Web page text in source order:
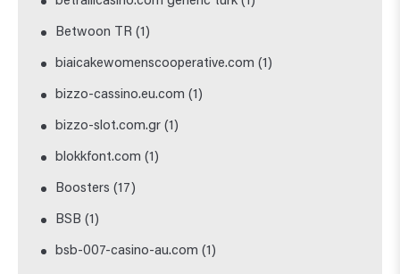
Betwoon TR (1)
biaicakewomenscooperative.com (1)
bizzo-cassino.eu.com (1)
bizzo-slot.com.gr (1)
blokkfont.com (1)
Boosters (17)
BSB (1)
bsb-007-casino-au.com (1)